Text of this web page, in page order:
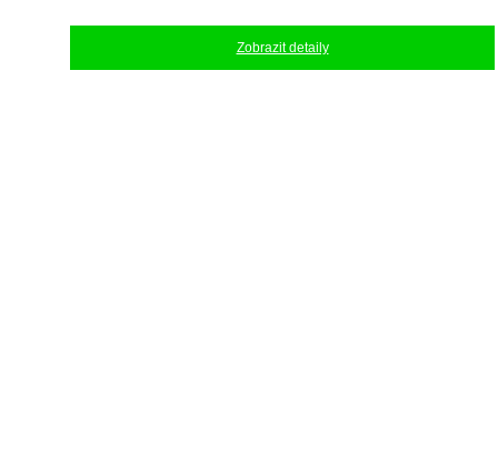
Zobrazit detaily